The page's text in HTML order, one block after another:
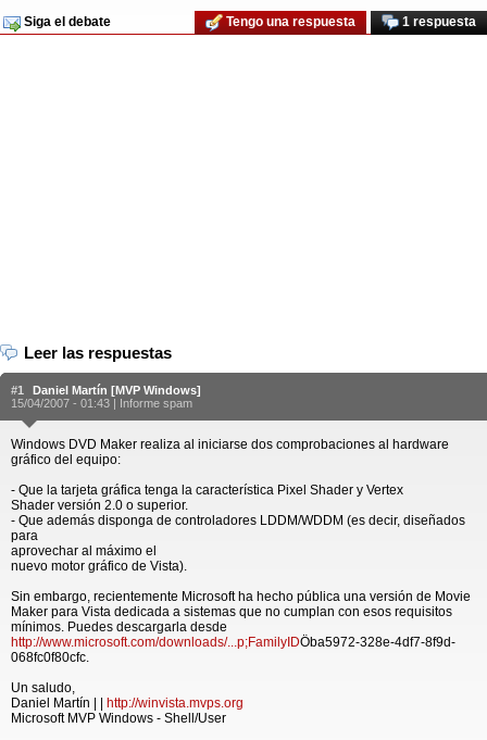
Siga el debate 1 respuesta
Tengo una respuesta
Leer las respuestas
#1
Daniel Martín [MVP Windows]
15/04/2007 - 01:43 | Informe spam
Windows DVD Maker realiza al iniciarse dos comprobaciones al hardware
gráfico del equipo:
- Que la tarjeta gráfica tenga la característica Pixel Shader y Vertex
Shader versión 2.0 o superior.
- Que además disponga de controladores LDDM/WDDM (es decir, diseñados
para
aprovechar al máximo el
nuevo motor gráfico de Vista).
Sin embargo, recientemente Microsoft ha hecho pública una versión de Movie
Maker para Vista dedicada a sistemas que no cumplan con esos requisitos
mínimos. Puedes descargarla desde
http://www.microsoft.com/downloads/...p;FamilyIDÖba5972-328e-4df7-8f9d-
068fc0f80cfc.
Un saludo,
Daniel Martín | | http://winvista.mvps.org
Microsoft MVP Windows - Shell/User